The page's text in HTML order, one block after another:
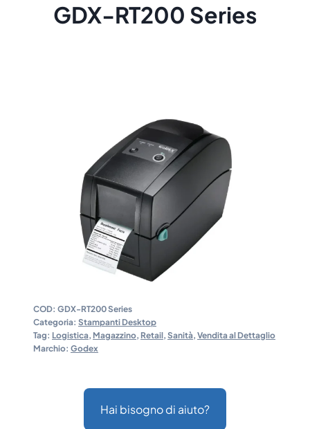
GDX-RT200 Series
COD: GDX-RT200 Series
Categoria: Stampanti Desktop
Tag: Logistica, Magazzino, Retail, Sanità, Vendita al Dettaglio
Marchio: Godex
Hai bisogno di aiuto?